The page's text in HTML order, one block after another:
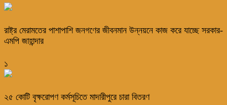
রাষ্ট্র মেরামতের পাশাপাশি জনগণের জীবনমান উন্নয়নে কাজ করে যাচ্ছে সরকার-
এমপি জাহান্দার
১
২৫ কোটি বৃক্ষরোপণ কর্মসূচিতে মাদারীপুরে চারা বিতরণ